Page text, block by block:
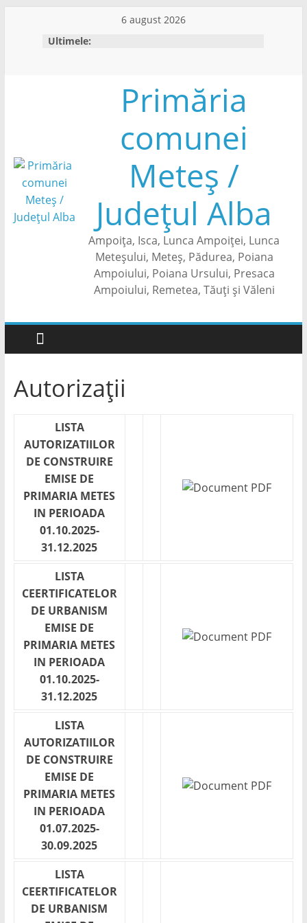
6 august 2026
Ultimele:
Primăria
comunei
Meteș /
Județul Alba
Ampoița, Isca, Lunca Ampoiței, Lunca
Meteșului, Meteș, Pădurea, Poiana
Ampoiului, Poiana Ursului, Presaca
Ampoiului, Remetea, Tăuți și Văleni
Autorizații
LISTA
AUTORIZATIILOR
DE CONSTRUIRE
EMISE DE
PRIMARIA METES
IN PERIOADA
01.10.2025-
31.12.2025
LISTA
CEERTIFICATELOR
DE URBANISM
EMISE DE
PRIMARIA METES
IN PERIOADA
01.10.2025-
31.12.2025
LISTA
AUTORIZATIILOR
DE CONSTRUIRE
EMISE DE
PRIMARIA METES
IN PERIOADA
01.07.2025-
30.09.2025
LISTA
CEERTIFICATELOR
DE URBANISM